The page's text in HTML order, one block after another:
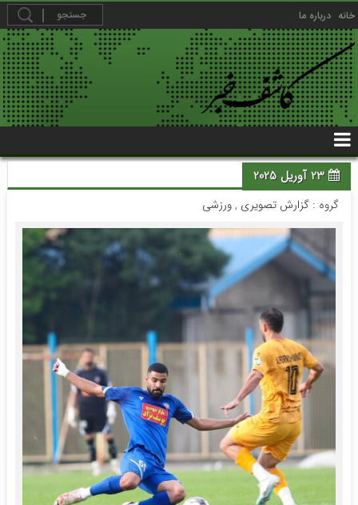
خانه درباره ما
23 آوریل 2025
گروه :گزارش تصویری ,ورزشی